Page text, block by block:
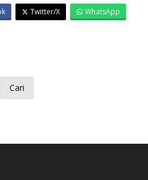
Twitter/X
WhatsApp
Cari